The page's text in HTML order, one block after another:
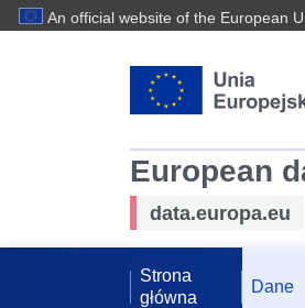
An official website of the European
European
data.europa.eu
Strona
główna
Dane